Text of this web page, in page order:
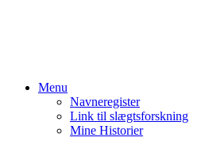
Menu
Navneregister
Link til slægtsforskning
Mine Historier